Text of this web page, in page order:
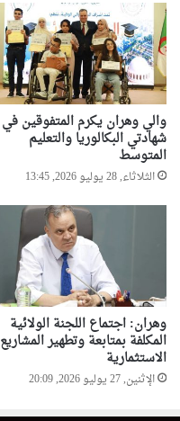
والي وهران يكرم المتفوقين في
شهادتي البكالوريا والتعليم
المتوسط
الثلاثاء, 28 يوليو 2026, 13:45
وهران: اجتماع اللجنة الولائية
المكلفة بمتابعة وتطهير المشاريع
الاستثمارية
الإثنين, 27 يوليو 2026, 20:09